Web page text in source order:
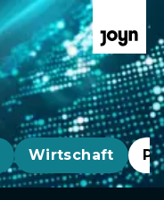
Wirtschaft